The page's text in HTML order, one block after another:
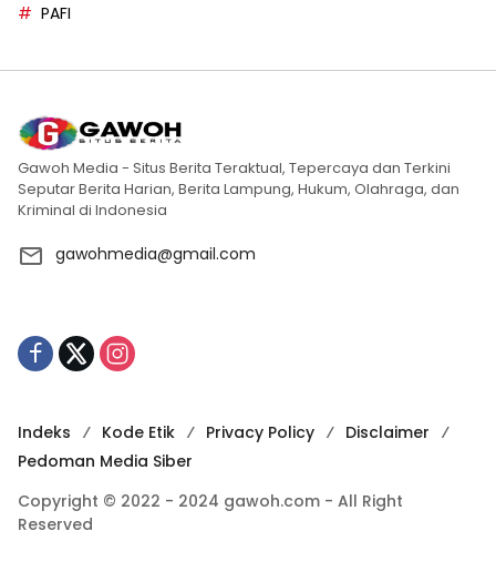
PAFI
Gawoh Media - Situs Berita Teraktual, Tepercaya dan Terkini
Seputar Berita Harian, Berita Lampung, Hukum, Olahraga, dan
Kriminal di Indonesia
gawohmedia@gmail.com
Indeks Kode Etik Privacy Policy
Disclaimer
Pedoman Media Siber
Copyright © 2022 - 2024 gawoh.com - All Right
Reserved